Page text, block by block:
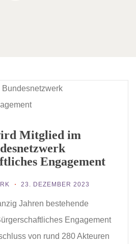
Mitglied im
Engagement
23. DEZEMBER 2023
Jahren bestehende
Engagement
von rund 280 Akteuren